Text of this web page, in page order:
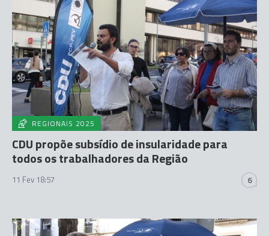
REGIONAIS 2025
CDU propõe subsídio de insularidade para
todos os trabalhadores da Região
11 Fev 18:57 6